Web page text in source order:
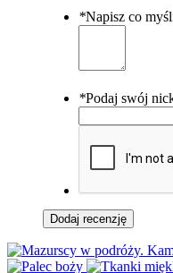
*Napisz co
*Podaj swój
Dodaj recenzję